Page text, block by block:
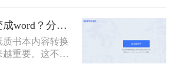
如何将书本内容变成word？分享3种方法，简单易学！
书本内容转换
重要。这不仅
，还便于编
将介绍如何将